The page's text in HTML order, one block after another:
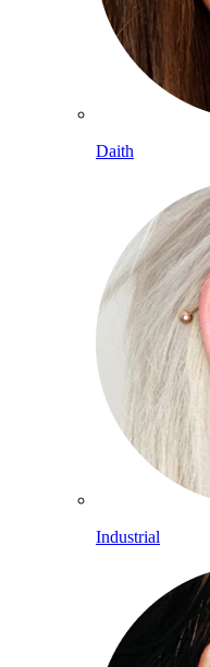
Daith
Industrial